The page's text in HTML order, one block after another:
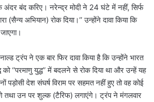
बंद करिए। नरेन्द्र मोदी ने 24 घंटे में नहीं, सिर्फ
(सैन्य अभियान) रोक दिया।’’ उन्होंने दावा किया कि
ट्रंप ने एक बार फिर दावा किया है कि उन्होंने भारत
को ‘‘परमाणु युद्ध’’ में बदलने से रोक दिया था और उन्हें यह
पड़ोसी देश संघर्ष विराम पर सहमत नहीं हुए तो वह कोई
तथा उन पर शुल्क (टैरिफ) लगाएंगे। ट्रंप ने मंगलवार